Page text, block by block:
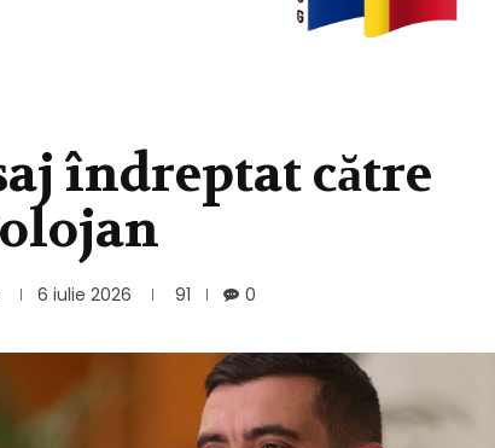
îndreptat către
6 iulie 2026 91 0